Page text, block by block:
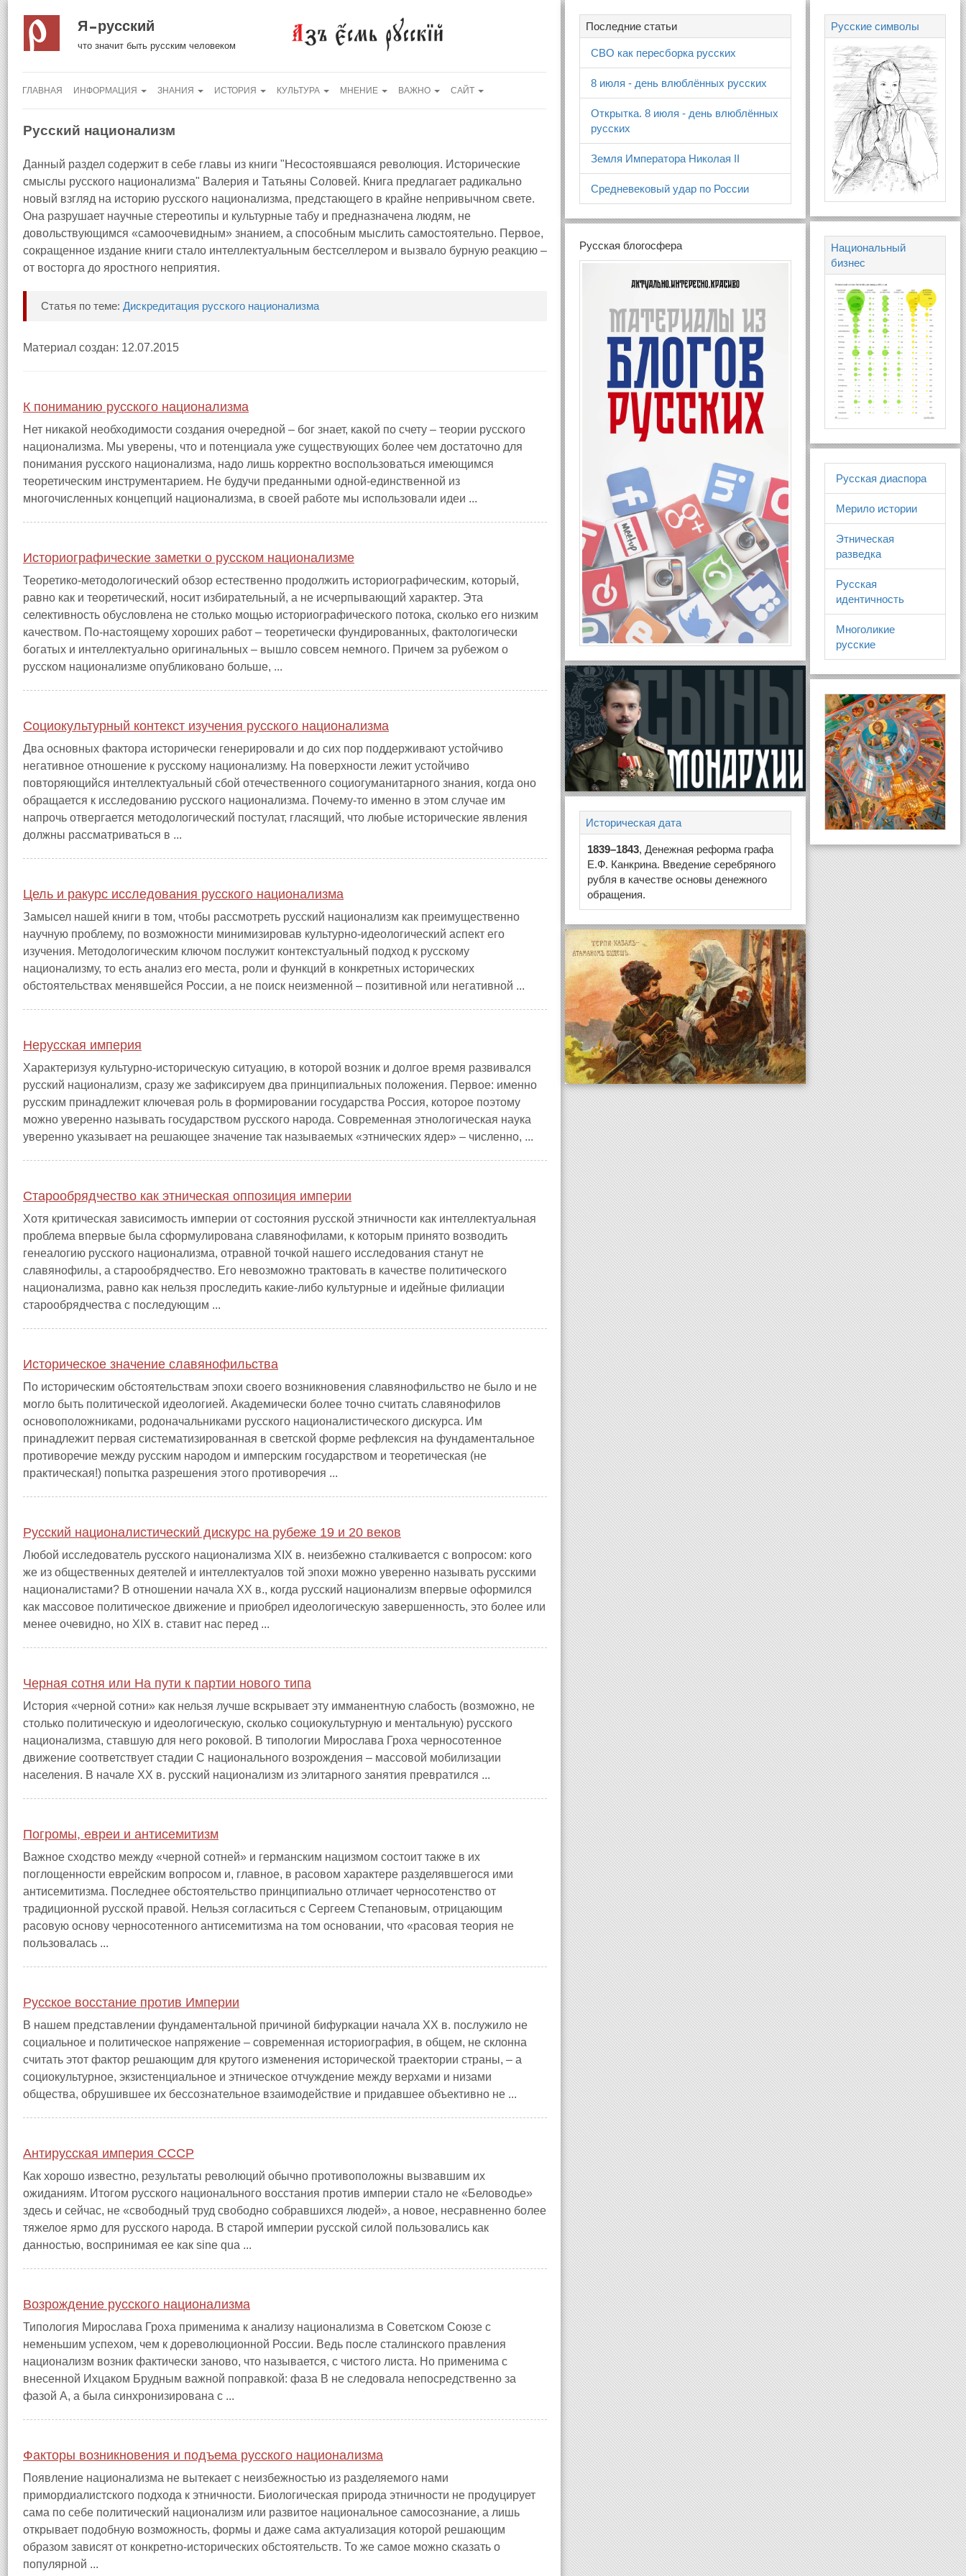
Я русский
что значит быть русским человеком
ГЛАВНАЯ ИНФОРМАЦИЯ ЗНАНИЯ ИСТОРИЯ КУЛЬТУРА МНЕНИЕ ВАЖНО САЙТ
Русский национализм
Данный раздел содержит в себе главы из книги "Несостоявшаяся революция. Исторические
смыслы русского национализма" Валерия и Татьяны Соловей. Книга предлагает радикально
новый взгляд на историю русского национализма, предстающего в крайне непривычном свете.
Она разрушает научные стереотипы и культурные табу и предназначена людям, не
довольствующимся «самоочевидным» знанием, а способным мыслить самостоятельно. Первое,
сокращенное издание книги стало интеллектуальным бестселлером и вызвало бурную реакцию –
от восторга до яростного неприятия.
Статья по теме: Дискредитация русского национализма
Материал создан: 12.07.2015
К пониманию русского национализма
Нет никакой необходимости создания очередной – бог знает, какой по счету – теории русского
национализма. Мы уверены, что и потенциала уже существующих более чем достаточно для
понимания русского национализма, надо лишь корректно воспользоваться имеющимся
теоретическим инструментарием. Не будучи преданными одной-единственной из
многочисленных концепций национализма, в своей работе мы использовали идеи ...
Историографические заметки о русском национализме
Теоретико-методологический обзор естественно продолжить историографическим, который,
равно как и теоретический, носит избирательный, а не исчерпывающий характер. Эта
селективность обусловлена не столько мощью историографического потока, сколько его низким
качеством. По-настоящему хороших работ – теоретически фундированных, фактологически
богатых и интеллектуально оригинальных – вышло совсем немного. Причем за рубежом о
русском национализме опубликовано больше, ...
Социокультурный контекст изучения русского национализма
Два основных фактора исторически генерировали и до сих пор поддерживают устойчиво
негативное отношение к русскому национализму. На поверхности лежит устойчиво
повторяющийся интеллектуальный сбой отечественного социогуманитарного знания, когда оно
обращается к исследованию русского национализма. Почему-то именно в этом случае им
напрочь отвергается методологический постулат, гласящий, что любые исторические явления
должны рассматриваться в ...
Цель и ракурс исследования русского национализма
Замысел нашей книги в том, чтобы рассмотреть русский национализм как преимущественно
научную проблему, по возможности минимизировав культурно-идеологический аспект его
изучения. Методологическим ключом послужит контекстуальный подход к русскому
национализму, то есть анализ его места, роли и функций в конкретных исторических
обстоятельствах менявшейся России, а не поиск неизменной – позитивной или негативной ...
Нерусская империя
Характеризуя культурно-историческую ситуацию, в которой возник и долгое время развивался
русский национализм, сразу же зафиксируем два принципиальных положения. Первое: именно
русским принадлежит ключевая роль в формировании государства Россия, которое поэтому
можно уверенно называть государством русского народа. Современная этнологическая наука
уверенно указывает на решающее значение так называемых «этнических ядер» – численно, ...
Старообрядчество как этническая оппозиция империи
Хотя критическая зависимость империи от состояния русской этничности как интеллектуальная
проблема впервые была сформулирована славянофилами, к которым принято возводить
генеалогию русского национализма, отравной точкой нашего исследования станут не
славянофилы, а старообрядчество. Его невозможно трактовать в качестве политического
национализма, равно как нельзя проследить какие-либо культурные и идейные филиации
старообрядчества с последующим ...
Историческое значение славянофильства
По историческим обстоятельствам эпохи своего возникновения славянофильство не было и не
могло быть политической идеологией. Академически более точно считать славянофилов
основоположниками, родоначальниками русского националистического дискурса. Им
принадлежит первая систематизированная в светской форме рефлексия на фундаментальное
противоречие между русским народом и имперским государством и теоретическая (не
практическая!) попытка разрешения этого противоречия ...
Русский националистический дискурс на рубеже 19 и 20 веков
Любой исследователь русского национализма XIX в. неизбежно сталкивается с вопросом: кого
же из общественных деятелей и интеллектуалов той эпохи можно уверенно называть русскими
националистами? В отношении начала XX в., когда русский национализм впервые оформился
как массовое политическое движение и приобрел идеологическую завершенность, это более или
менее очевидно, но XIX в. ставит нас перед ...
Черная сотня или На пути к партии нового типа
История «черной сотни» как нельзя лучше вскрывает эту имманентную слабость (возможно, не
столько политическую и идеологическую, сколько социокультурную и ментальную) русского
национализма, ставшую для него роковой. В типологии Мирослава Гроха черносотенное
движение соответствует стадии С национального возрождения – массовой мобилизации
населения. В начале XX в. русский национализм из элитарного занятия превратился ...
Погромы, евреи и антисемитизм
Важное сходство между «черной сотней» и германским нацизмом состоит также в их
поглощенности еврейским вопросом и, главное, в расовом характере разделявшегося ими
антисемитизма. Последнее обстоятельство принципиально отличает черносотенство от
традиционной русской правой. Нельзя согласиться с Сергеем Степановым, отрицающим
расовую основу черносотенного антисемитизма на том основании, что «расовая теория не
пользовалась ...
Русское восстание против Империи
В нашем представлении фундаментальной причиной бифуркации начала XX в. послужило не
социальное и политическое напряжение – современная историография, в общем, не склонна
считать этот фактор решающим для крутого изменения исторической траектории страны, – а
социокультурное, экзистенциальное и этническое отчуждение между верхами и низами
общества, обрушившее их бессознательное взаимодействие и придавшее объективно не ...
Антирусская империя СССР
Как хорошо известно, результаты революций обычно противоположны вызвавшим их
ожиданиям. Итогом русского национального восстания против империи стало не «Беловодье»
здесь и сейчас, не «свободный труд свободно собравшихся людей», а новое, несравненно более
тяжелое ярмо для русского народа. В старой империи русской силой пользовались как
данностью, воспринимая ее как sine qua ...
Возрождение русского национализма
Типология Мирослава Гроха применима к анализу национализма в Советском Союзе с
неменьшим успехом, чем к дореволюционной России. Ведь после сталинского правления
национализм возник фактически заново, что называется, с чистого листа. Но применима с
внесенной Ихцаком Брудным важной поправкой: фаза В не следовала непосредственно за
фазой А, а была синхронизирована с ...
Факторы возникновения и подъема русского национализма
Появление национализма не вытекает с неизбежностью из разделяемого нами
примордиалистского подхода к этничности. Биологическая природа этничности не продуцирует
сама по себе политический национализм или развитое национальное самосознание, а лишь
открывает подобную возможность, формы и даже сама актуализация которой решающим
образом зависят от конкретно-исторических обстоятельств. То же самое можно сказать о
популярной ...
Последние статьи
СВО как пересборка русских
8 июля - день влюблённых русских
Открытка. 8 июля - день влюблённых
русских
Земля Императора Николая II
Средневековый удар по России
Русская блогосфера
Историческая дата
1839–1843, Денежная реформа графа
Е.Ф. Канкрина. Введение серебряного
рубля в качестве основы денежного
обращения.
Русские символы
Национальный
бизнес
Русская диаспора
Мерило истории
Этническая
разведка
Русская
идентичность
Многоликие
русские